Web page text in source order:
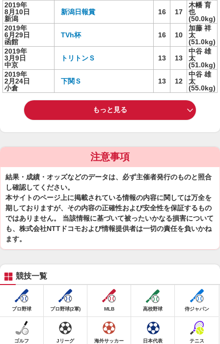
2019年
8月10日
新潟
新潟日報賞 16 17
木幡 育
也
(50.0kg)
2019年
6月29日
函館
TVh杯 16 10
加藤 祥
太
(51.0kg)
2019年
3月9日
中京
トリトンＳ 13 13
中谷 雄
太
(51.0kg)
2019年
2月24日
小倉
下関Ｓ 13 12
中谷 雄
太
(55.0kg)
もっと見る
注意事項
結果・成績・オッズなどのデータは、必ず主催者発行のものと照合
し確認してください。
本サイトのページ上に掲載されている情報の内容に関しては万全を
期しておりますが、その内容の正確性および安全性を保証するもの
ではありません。 当該情報に基づいて被ったいかなる損害について
も、株式会社NTTドコモおよび情報提供者は一切の責任を負いかね
ます。
競技一覧
プロ野球 プロ野球(2軍) MLB 高校野球 侍ジャパン
ゴルフ Jリーグ 海外サッカー 日本代表 テニス